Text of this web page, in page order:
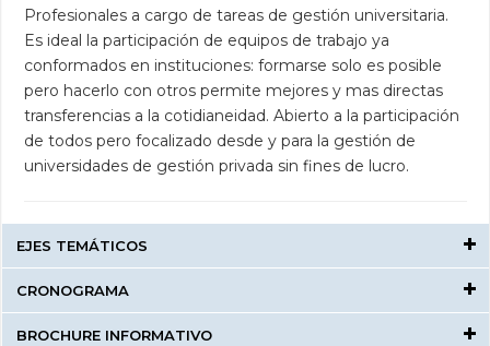
Profesionales a cargo de tareas de gestión universitaria.
Es ideal la participación de equipos de trabajo ya
conformados en instituciones: formarse solo es posible
pero hacerlo con otros permite mejores y mas directas
transferencias a la cotidianeidad. Abierto a la participación
de todos pero focalizado desde y para la gestión de
universidades de gestión privada sin fines de lucro.
EJES TEMÁTICOS
CRONOGRAMA
BROCHURE INFORMATIVO